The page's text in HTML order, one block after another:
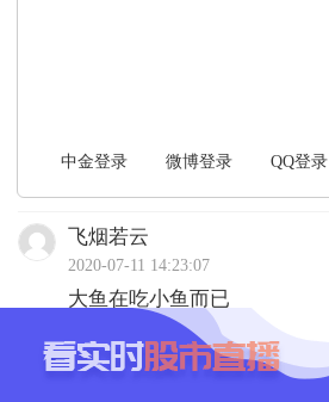
中金登录 微博登录 QQ登录
飞烟若云
2020-07-11 14:23:07
大鱼在吃小鱼而已